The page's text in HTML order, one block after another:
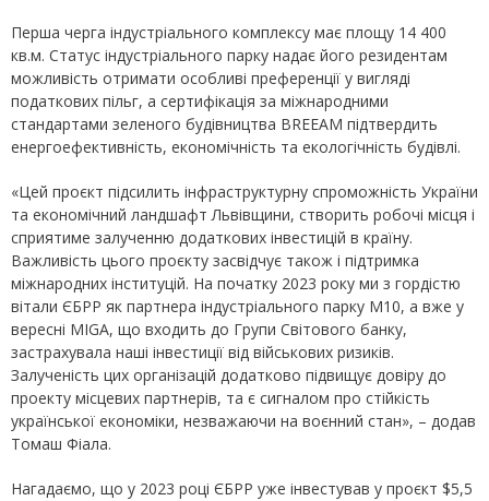
Перша черга індустріального комплексу має площу 14 400
кв.м. Статус індустріального парку надає його резидентам
можливість отримати особливі преференції у вигляді
податкових пільг, а сертифікація за міжнародними
стандартами зеленого будівництва BREEAM підтвердить
енергоефективність, економічність та екологічність будівлі.
«Цей проєкт підсилить інфраструктурну спроможність України
та економічний ландшафт Львівщини, створить робочі місця і
сприятиме залученню додаткових інвестицій в країну.
Важливість цього проєкту засвідчує також і підтримка
міжнародних інституцій. На початку 2023 року ми з гордістю
вітали ЄБРР як партнера індустріального парку M10, а вже у
вересні MIGA, що входить до Групи Світового банку,
застрахувала наші інвестиції від військових ризиків.
Залученість цих організацій додатково підвищує довіру до
проекту місцевих партнерів, та є сигналом про стійкість
української економіки, незважаючи на воєнний стан», – додав
Томаш Фіала.
Нагадаємо, що у 2023 році ЄБРР уже інвестував у проєкт $5,5